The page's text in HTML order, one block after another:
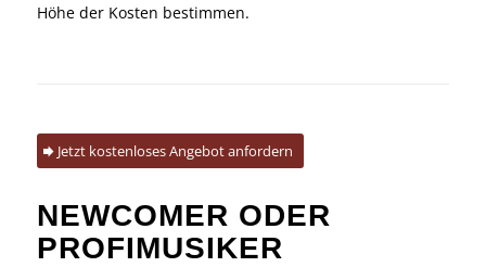
Höhe der Kosten bestimmen.
Jetzt kostenloses Angebot anfordern
NEWCOMER ODER
PROFIMUSIKER